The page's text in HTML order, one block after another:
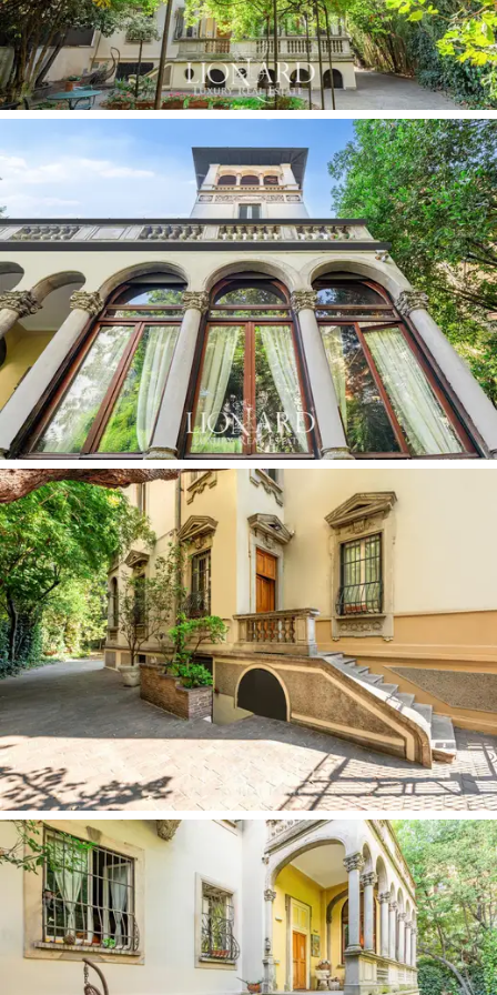
la vivienda en la planta baja, donde se desarrollan las
zonas de estar con un gran salón triple, cocina, zona de
estudio y baño de visitas. Desde el primer nivel se
puede optar por acceder a los otros tres pisos a
través de las escaleras o del ascensor interno, que da
servicio a los cuatro pisos más altos en total, mientras
que al sótano se accede bajando las escaleras desde el
pasillo principal: dedicado a un pequeño spa privado con
piscina interna,el sótano también alberga un histórico
búnker antiaéreo, así como algunos trasteros y varias
habitaciones, servidas por un baño.
En las plantas superiores se encuentra la zona de
noche, compuesta por tres dormitorios con dos baños
en el primer piso, junto a un segundo salón con cocina y
terraza, y dos dormitorios estudio más con baños y
vestidores en el segundo piso, también caracterizados
por la presencia de una espléndida terraza. En el tercer
y último nivel se accede a la característica torre
panorámica que corona la arquitectura de la
espectacular casa.
La excelente luminosidad en todas las estancias la
ofrecen grandes ventanales y exclusivos respiraderos
exteriores, mientras que el silencio se debe al contexto
íntimo e íntimo en el que se encuentra, dentro de un
jardín privado.